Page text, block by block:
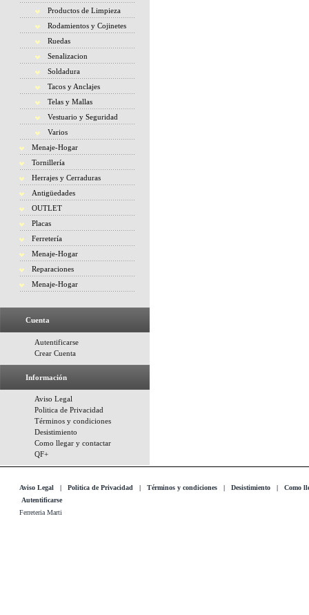
Productos de Limpieza
Rodamientos y Cojinetes
Ruedas
Senalizacion
Soldadura
Tacos y Anclajes
Telas y Mallas
Vestuario y Seguridad
Varios
Menaje-Hogar
Tornillería
Herrajes y Cerraduras
Antigüedades
OUTLET
Placas
Ferretería
Menaje-Hogar
Reparaciones
Menaje-Hogar
Cuenta
Autentificarse
Crear Cuenta
Información
Aviso Legal
Politica de Privacidad
Términos y condiciones
Desistimiento
Como llegar y contactar
QF+
Aviso Legal | Politica de Privacidad | Términos y condiciones | Desistimiento | Como
Autentificarse
Ferreteria Marti